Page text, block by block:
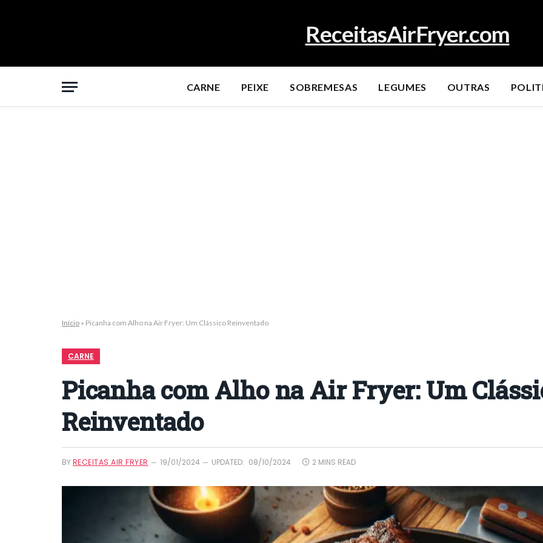
ReceitasAirFryer.com
CARNE PEIXE SOBREMESAS LEGUMES OUTRAS
Início » Picanha com Alho na Air Fryer: Um Clássico Reinventado
CARNE
Picanha com Alho na Air Fryer: Um
Reinventado
BYRECEITAS AIR FRYER 19/01/2024 UPDATED: 08/10/2024 2 MINS READ